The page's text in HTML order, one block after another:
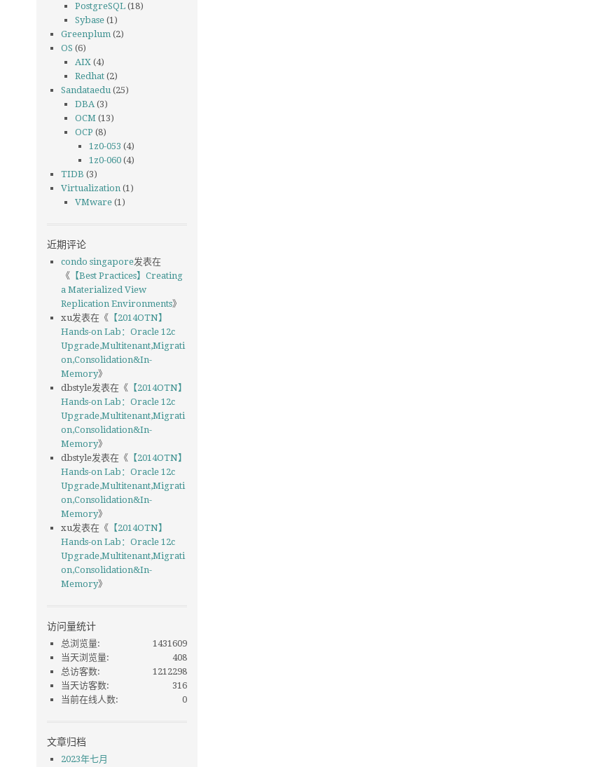
PostgreSQL (18)
Sybase (1)
Greenplum (2)
OS (6)
AIX (4)
Redhat (2)
Sandataedu (25)
DBA(3)
OCM (13)
OCP (8)
1z0-053 (4)
1z0-060 (4)
TIDB (3)
Virtualization (1)
VMware (1)
近期评论
condo singapore发表在
《 【Best Practices】Creating
a Materialized View
Replication Environments》
xu发表在《 【2014OTN】
Hands-on Lab：Oracle 12c
Upgrade,Multitenant,Migrati
on,Consolidation&In-
Memory》
dbstyle发表在《 【2014OTN】
Hands-on Lab：Oracle 12c
Upgrade,Multitenant,Migrati
on,Consolidation&In-
Memory》
dbstyle发表在《 【2014OTN】
Hands-on Lab：Oracle 12c
Upgrade,Multitenant,Migrati
on,Consolidation&In-
Memory》
xu发表在《 【2014OTN】
Hands-on Lab：Oracle 12c
Upgrade,Multitenant,Migrati
on,Consolidation&In-
Memory》
访问量统计
1431609
总浏览量:
408
当天浏览量:
1212298
总访客数:
316
当天访客数:
0
当前在线人数:
文章归档
2023年七月